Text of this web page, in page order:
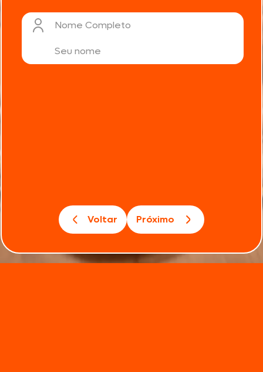
Nome Completo
Voltar Próximo